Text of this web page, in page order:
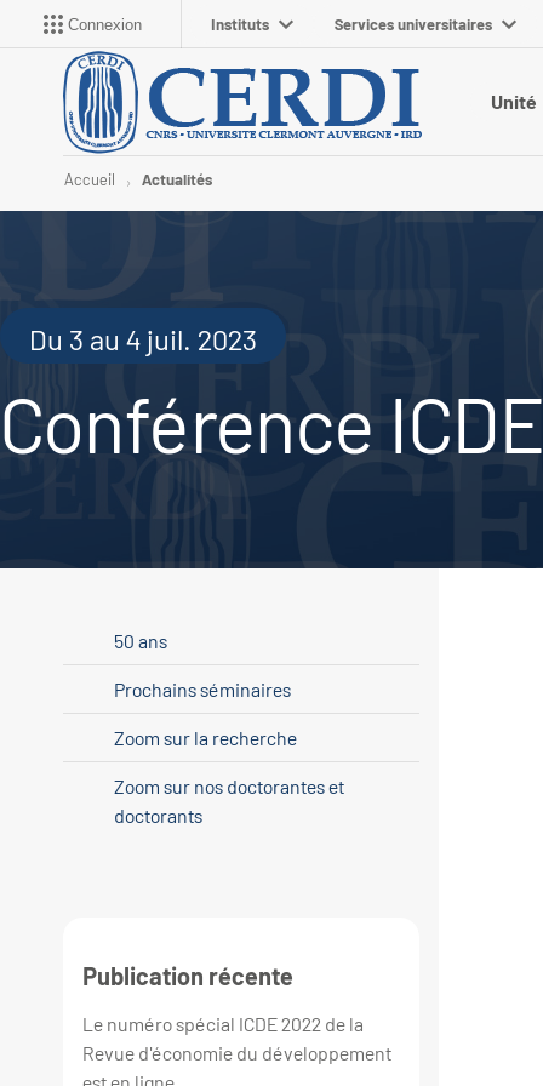
Connexion Instituts Services universitaires
Unité
Accueil Actualités
Du 3 au 4 juil. 2023
Conférence
50 ans
Prochains séminaires
Zoom sur la recherche
Zoom sur nos doctorantes et
doctorants
Publication récente
Le numéro spécial ICDE 2022 de la
Revue d'économie du développement